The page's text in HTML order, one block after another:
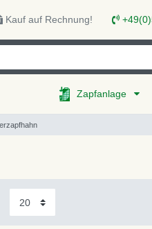
Kauf auf Rechnung!
Zapfanlage